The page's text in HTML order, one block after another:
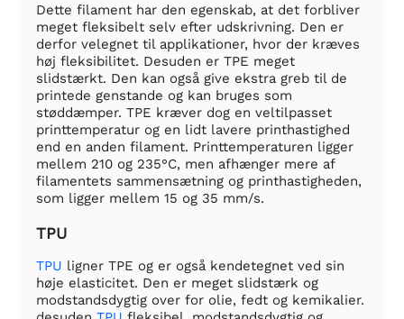
Dette filament har den egenskab, at det forbliver
meget fleksibelt selv efter udskrivning. Den er
derfor velegnet til applikationer, hvor der kræves
høj fleksibilitet. Desuden er TPE meget
slidstærkt. Den kan også give ekstra greb til de
printede genstande og kan bruges som
støddæmper. TPE kræver dog en veltilpasset
printtemperatur og en lidt lavere printhastighed
end en anden filament. Printtemperaturen ligger
mellem 210 og 235°C, men afhænger mere af
filamentets sammensætning og printhastigheden,
som ligger mellem 15 og 35 mm/s.
TPU
TPU ligner TPE og er også kendetegnet ved sin
høje elasticitet. Den er meget slidstærk og
modstandsdygtig over for olie, fedt og kemikalier.